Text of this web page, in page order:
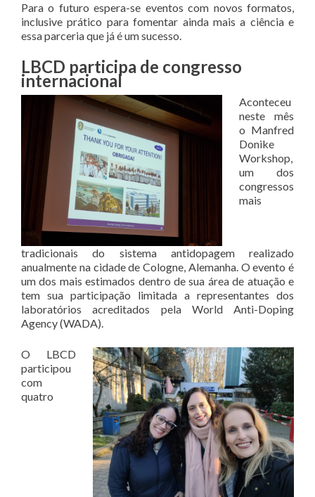
Para o futuro espera-se eventos com novos formatos,
inclusive prático para fomentar ainda mais a ciência e
essa parceria que já é um sucesso.
LBCD participa de congresso
internacional
Aconteceu
neste mês
o Manfred
Donike
Workshop,
um dos
congressos
mais
tradicionais do sistema antidopagem realizado
anualmente na cidade de Cologne, Alemanha. O evento é
um dos mais estimados dentro de sua área de atuação e
tem sua participação limitada a representantes dos
laboratórios acreditados pela World Anti-Doping
Agency (WADA).
O LBCD
participou
com
quatro